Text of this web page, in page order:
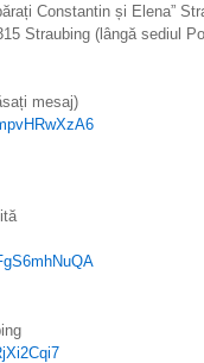
Constantin și Elena”
Straubing (lângă sediul
mesaj)